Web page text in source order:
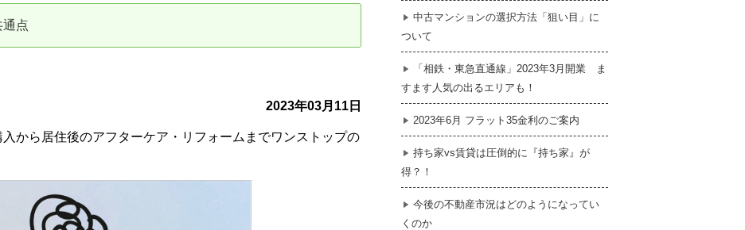
売却前の修繕・リフォーム
売買契約のご締結
不動産の残代金の受領について 不動産売却後の税金
中古だから安心して購入できる仕組み リニュアル仲介で実現する豊かな暮らし はじめての物件探し
点
2023年03月11日
から居住後のアフターケア・リフォームまでワンストップの
中古マンションの選択方法「狙い目」に
ついて
「相鉄・東急直通線」2023年3月開業 ま
すます人気の出るエリアも！
2023年6月 フラット35金利のご案内
持ち家vs賃貸は圧倒的に『持ち家』が
得？！
今後の不動産市況はどのようになってい
くのか